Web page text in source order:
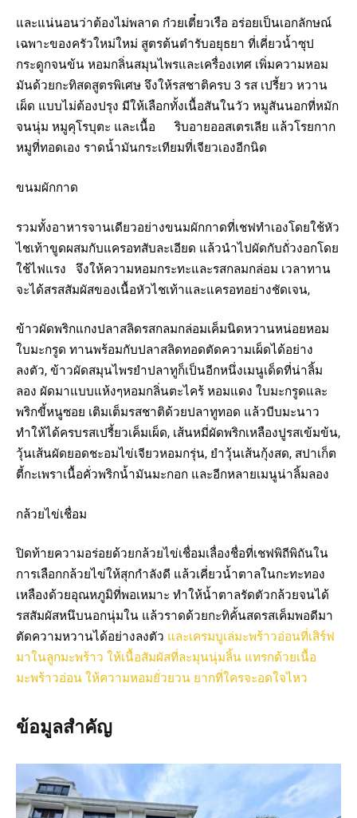
และแน่นอนว่าต้องไม่พลาด ก๋วยเตี๋ยวเรือ อร่อยเป็นเอกลักษณ์
เฉพาะของครัวใหม่ใหม่ สูตรต้นตำรับอยุธยา ที่เคี่ยวน้ำซุป
กระดูกจนข้น หอมกลิ่นสมุนไพรและเครื่องเทศ เพิ่มความหอม
มันด้วยกะทิสดสูตรพิเศษ จึงให้รสชาติครบ 3 รส เปรี้ยว หวาน
เผ็ด แบบไม่ต้องปรุง มีให้เลือกทั้งเนื้อสันในวัว หมูสันนอกที่หมัก
จนนุ่ม หมูคุโรบุตะ และเนื้อ ริบอายออสเตรเลีย แล้วโรยกาก
หมูที่ทอดเอง ราดน้ำมันกระเทียมที่เจียวเองอีกนิด
ขนมผักกาด
รวมทั้งอาหารจานเดียวอย่างขนมผักกาดที่เชฟทำเองโดยใช้หัว
ไชเท้าขูดผสมกับแครอทสับละเอียด แล้วนำไปผัดกับถั่วงอกโดย
ใช้ไฟแรง จึงให้ความหอมกระทะและรสกลมกล่อม เวลาทาน
จะได้สรสสัมผัสของเนื้อหัวไชเท้าและแครอทอย่างชัดเจน,
ข้าวผัดพริกแกงปลาสลิดรสกลมกล่อมเค็มนิดหวานหน่อยหอม
ใบมะกรูด ทานพร้อมกับปลาสลิดทอดตัดความเผ็ดได้อย่าง
ลงตัว, ข้าวผัดสมุนไพรยำปลาทูก็เป็นอีกหนึ่งเมนูเด็ดที่น่าลิ้ม
ลอง ผัดมาแบบแห้งๆหอมกลิ่นตะไคร้ หอมแดง ใบมะกรูดและ
พริกขี้หนูซอย เติมเต็มรสชาติด้วยปลาทูทอด แล้วบีบมะนาว
ทำให้ได้ครบรสเปรี้ยวเค็มเผ็ด, เส้นหมี่ผัดพริกเหลืองปูรสเข้มข้น,
วุ้นเส้นผัดยอดชะอมไข่เจียวหอมกรุ่น, ยำวุ้นเส้นกุ้งสด, สปาเก็ต
ตี้กะเพราเนื้อคั่วพริกน้ำมันมะกอก และอีกหลายเมนูน่าลิ้มลอง
กล้วยไข่เชื่อม
ปิดท้ายความอร่อยด้วยกล้วยไข่เชื่อมเลื่องชื่อที่เชฟพิถีพิถันใน
การเลือกกล้วยไข่ให้สุกกำลังดี แล้วเคี่ยวน้ำตาลในกะทะทอง
เหลืองด้วยอุณหภูมิที่พอเหมาะ ทำให้น้ำตาลรัดตัวกล้วยจนได้
รสสัมผัสหนึบนอกนุ่มใน แล้วราดด้วยกะทิคั้นสดรสเค็มพอดีมา
ตัดความหวานได้อย่างลงตัว และเครมบูเล่มะพร้าวอ่อนที่เสิร์ฟ
มาในลูกมะพร้าว ให้เนื้อสัมผัสที่ละมุนนุ่มลิ้น แทรกด้วยเนื้อ
มะพร้าวอ่อน ให้ความหอมยั่วยวน ยากที่ใครจะอดใจไหว
ข้อมูลสำคัญ